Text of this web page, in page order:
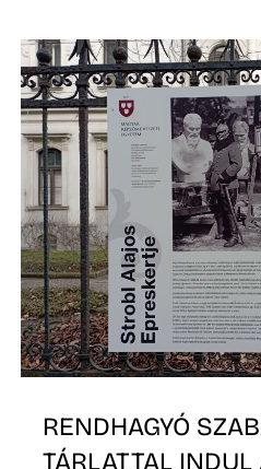
RENDHAGYÓ
TÁRLATTAL INDUL